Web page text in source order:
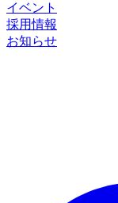
イベント
採用情報
お知らせ